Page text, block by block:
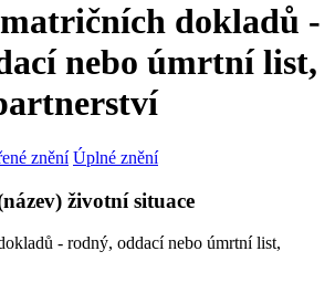
dokladů -
nebo úmrtní list,
znění Úplné znění
životní situace
- rodný, oddací nebo úmrtní list,